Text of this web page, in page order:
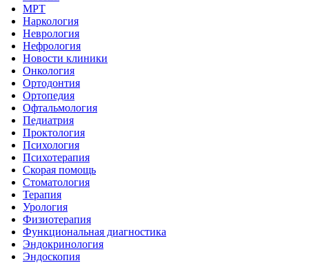
МРТ
Наркология
Неврология
Нефрология
Новости клиники
Онкология
Ортодонтия
Ортопедия
Офтальмология
Педиатрия
Проктология
Психология
Психотерапия
Скорая помощь
Стоматология
Терапия
Урология
Физиотерапия
Функциональная диагностика
Эндокринология
Эндоскопия